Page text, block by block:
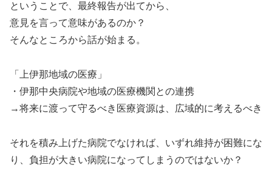
ということで、最終報告が出てから、
意見を言って意味があるのか？
そんなところから話が始まる。
「上伊那地域の医療」
・伊那中央病院や地域の医療機関との連携
→将来に渡って守るべき医療資源は、広域的に考えるべき
それを積み上げた病院でなければ、いずれ維持が困難にな
り、負担が大きい病院になってしまうのではないか？